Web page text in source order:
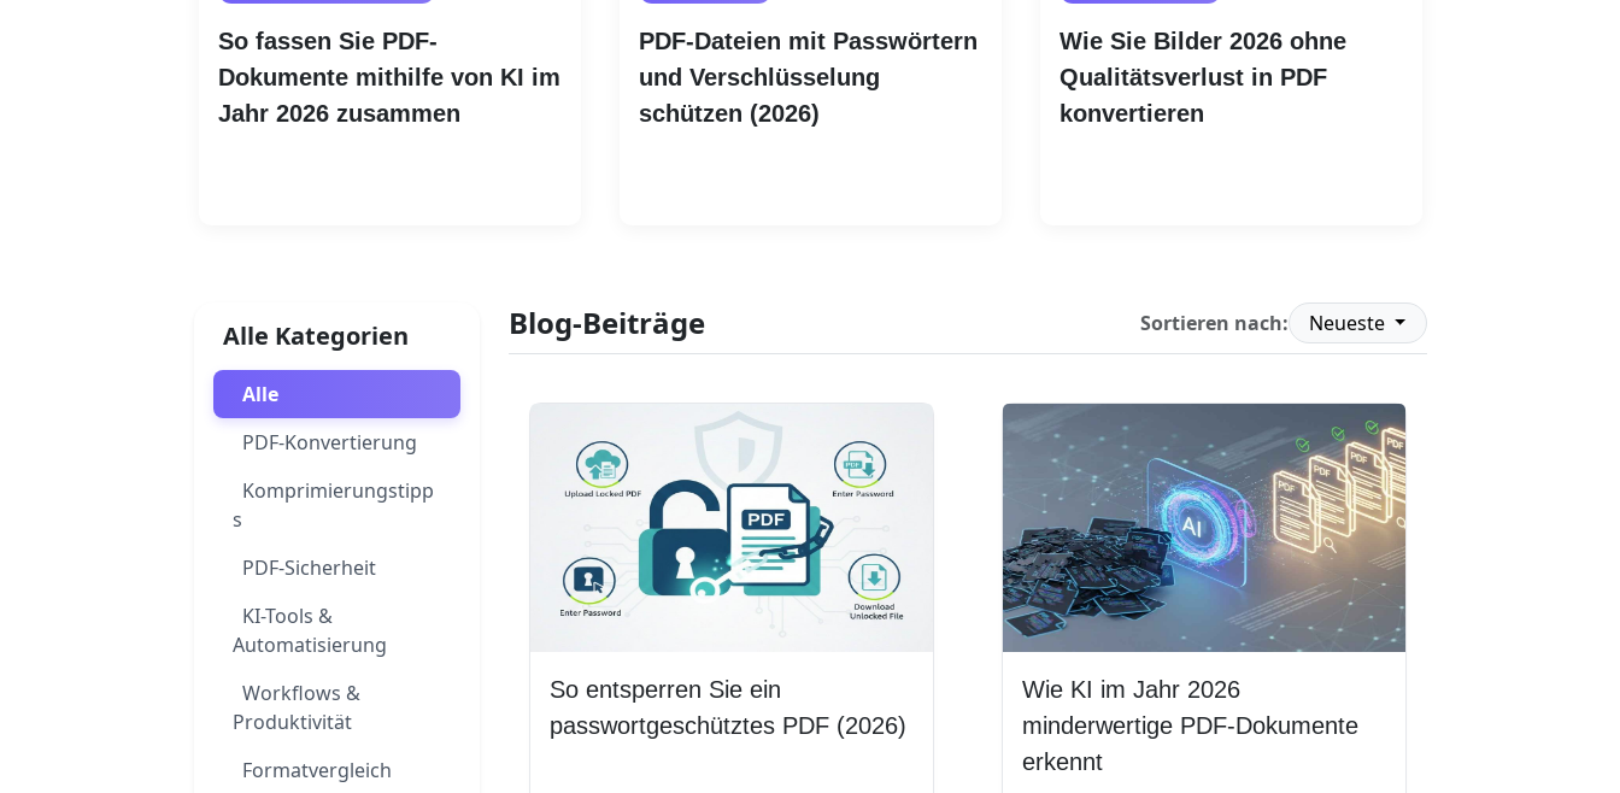
So fassen Sie PDF-
Dokumente mithilfe von KI im
Jahr 2026 zusammen
PDF-Dateien mit Passwörtern
und Verschlüsselung
schützen (2026)
Wie Sie Bilder 2026 ohne
Qualitätsverlust in PDF
konvertieren
Alle Kategorien
Alle
PDF-Konvertierung
Komprimierungstipp
s
PDF-Sicherheit
KI-Tools &
Automatisierung
Workflows &
Produktivität
Formatvergleich
Blog-Beiträge Sortieren nach: Neueste
So entsperren Sie ein
passwortgeschütztes PDF (2026)
Wie KI im Jahr 2026
minderwertige PDF-Dokumente
erkennt